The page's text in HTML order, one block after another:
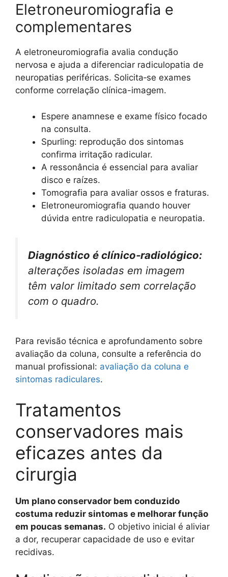
Eletroneuromiografia e
complementares
A eletroneuromiografia avalia condução
nervosa e ajuda a diferenciar radiculopatia de
neuropatias periféricas. Solicita‑se exames
conforme correlação clínica-imagem.
Espere anamnese e exame físico focado
na consulta.
Spurling: reprodução dos sintomas
confirma irritação radicular.
A ressonância é essencial para avaliar
disco e raízes.
Tomografia para avaliar ossos e fraturas.
Eletroneuromiografia quando houver
dúvida entre radiculopatia e neuropatia.
Diagnóstico é clínico‑radiológico:
alterações isoladas em imagem
têm valor limitado sem correlação
com o quadro.
Para revisão técnica e aprofundamento sobre
avaliação da coluna, consulte a referência do
manual profissional: avaliação da coluna e
sintomas radiculares.
Tratamentos
conservadores mais
eficazes antes da
cirurgia
Um plano conservador bem conduzido
costuma reduzir sintomas e melhorar função
em poucas semanas. O objetivo inicial é aliviar
a dor, recuperar capacidade de uso e evitar
recidivas.